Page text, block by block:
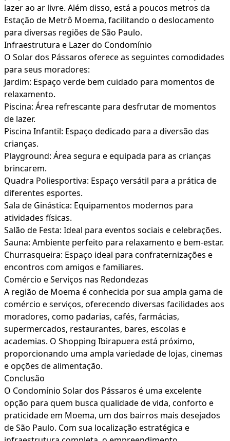
lazer ao ar livre. Além disso, está a poucos metros da
Estação de Metrô Moema, facilitando o deslocamento
para diversas regiões de São Paulo.
Infraestrutura e Lazer do Condomínio
O Solar dos Pássaros oferece as seguintes comodidades
para seus moradores:
Jardim: Espaço verde bem cuidado para momentos de
relaxamento.
Piscina: Área refrescante para desfrutar de momentos
de lazer.
Piscina Infantil: Espaço dedicado para a diversão das
crianças.
Playground: Área segura e equipada para as crianças
brincarem.
Quadra Poliesportiva: Espaço versátil para a prática de
diferentes esportes.
Sala de Ginástica: Equipamentos modernos para
atividades físicas.
Salão de Festa: Ideal para eventos sociais e celebrações.
Sauna: Ambiente perfeito para relaxamento e bem-estar.
Churrasqueira: Espaço ideal para confraternizações e
encontros com amigos e familiares.
Comércio e Serviços nas Redondezas
A região de Moema é conhecida por sua ampla gama de
comércio e serviços, oferecendo diversas facilidades aos
moradores, como padarias, cafés, farmácias,
supermercados, restaurantes, bares, escolas e
academias. O Shopping Ibirapuera está próximo,
proporcionando uma ampla variedade de lojas, cinemas
e opções de alimentação.
Conclusão
O Condomínio Solar dos Pássaros é uma excelente
opção para quem busca qualidade de vida, conforto e
praticidade em Moema, um dos bairros mais desejados
de São Paulo. Com sua localização estratégica e